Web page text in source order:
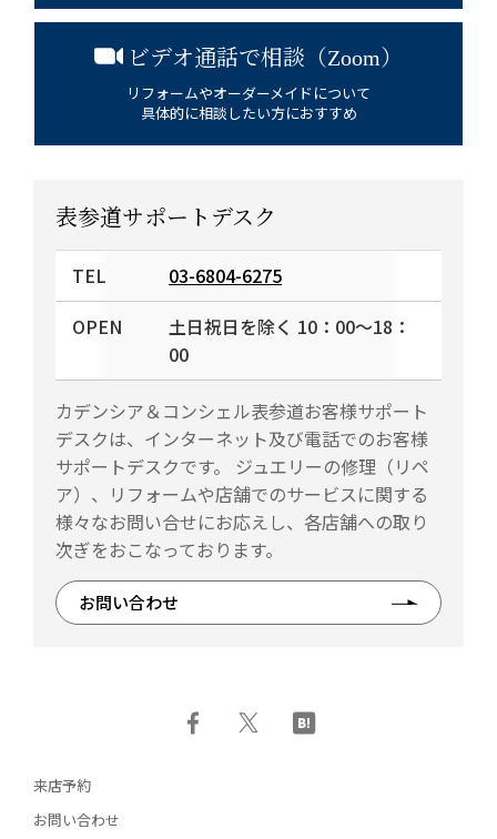
ビデオ通話で相談（Zoom）
リフォームやオーダーメイドについて
具体的に相談したい方におすすめ
表参道サポートデスク
TEL
03-6804-6275
OPEN
土日祝日を除く 10：00〜18：
00
カデンシア＆コンシェル表参道お客様サポート
デスクは、インターネット及び電話でのお客様
サポートデスクです。 ジュエリーの修理（リペ
ア）、リフォームや店舗でのサービスに関する
様々なお問い合せにお応えし、各店舗への取り
次ぎをおこなっております。
お問い合わせ
来店予約
お問い合わせ